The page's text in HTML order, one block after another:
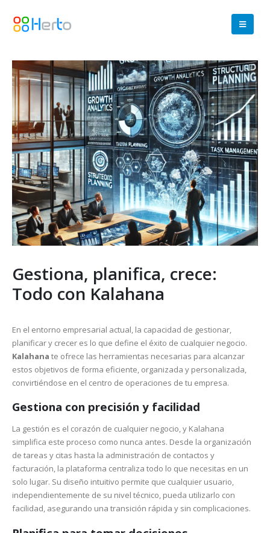
Gestiona, planifica, crece:
Todo con Kalahana
En el entorno empresarial actual, la capacidad de gestionar,
planificar y crecer es lo que define el éxito de cualquier negocio.
Kalahana te ofrece las herramientas necesarias para alcanzar
estos objetivos de forma eficiente, organizada y personalizada,
convirtiéndose en el centro de operaciones de tu empresa.
Gestiona con precisión y facilidad
La gestión es el corazón de cualquier negocio, y Kalahana
simplifica este proceso como nunca antes. Desde la organización
de tareas y citas hasta la administración de contactos y
facturación, la plataforma centraliza todo lo que necesitas en un
solo lugar. Su diseño intuitivo permite que cualquier usuario,
independientemente de su nivel técnico, pueda utilizarlo con
facilidad, asegurando una transición rápida y sin complicaciones.